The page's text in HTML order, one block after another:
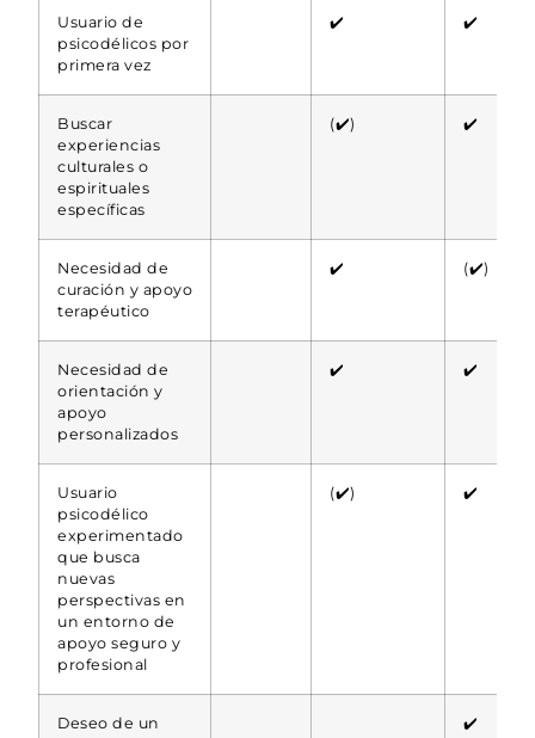
Usuario de
psicodélicos por
primera vez
✔️ ✔️
Buscar
experiencias
culturales o
espirituales
específicas
(✔️) ✔️
Necesidad de
curación y apoyo
terapéutico
✔️ (✔️)
Necesidad de
orientación y
apoyo
personalizados
✔️ ✔️
Usuario
psicodélico
experimentado
que busca
nuevas
perspectivas en
un entorno de
apoyo seguro y
profesional
(✔️) ✔️
Deseo de un
✔️